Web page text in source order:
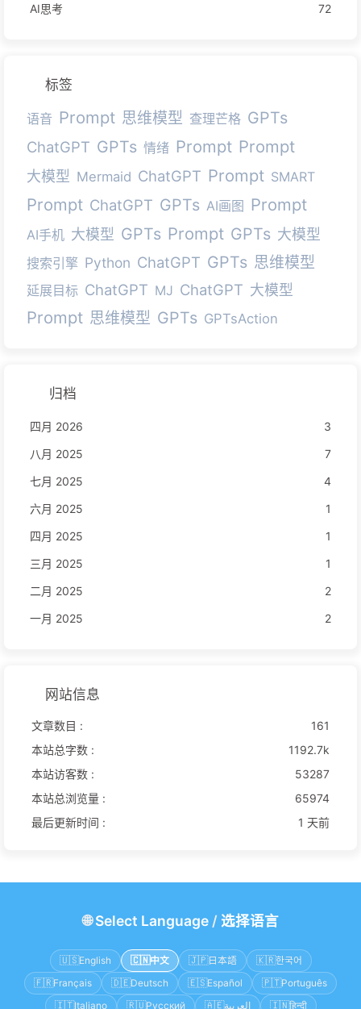
AI思考
72
标签
语音 Prompt 思维模型 查理芒格 GPTs
ChatGPT GPTs 情绪 Prompt Prompt
大模型 Mermaid ChatGPT Prompt SMART
Prompt ChatGPT GPTs AI画图 Prompt
AI手机 大模型 GPTs Prompt GPTs 大模型
搜索引擎 Python ChatGPT GPTs 思维模型
延展目标 ChatGPT MJ ChatGPT 大模型
Prompt 思维模型 GPTs GPTsAction
归档
四月 2026
3
八月 2025
7
七月 2025
4
六月 2025
1
四月 2025
1
三月 2025
1
二月 2025
2
一月 2025
2
网站信息
文章数目 :
161
本站总字数 :
1192.7k
本站访客数 :
53287
本站总浏览量 :
65974
最后更新时间 :
1 天前
🌐Select Language/ 选择语言
🇺🇸English 🇨🇳 中文 🇯🇵日本語 🇰🇷한국어
🇫🇷Français 🇩🇪Deutsch 🇪🇸Español 🇵🇹Português
🇮🇹Italiano 🇷🇺Русский 🇦🇪العربية 🇮🇳हिन्दी